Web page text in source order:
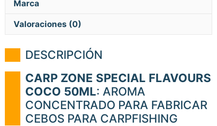
Marca
Valoraciones (0)
DESCRIPCIÓN
CARP ZONE SPECIAL FLAVOURS
COCO 50ML: AROMA
CONCENTRADO PARA FABRICAR
CEBOS PARA CARPFISHING